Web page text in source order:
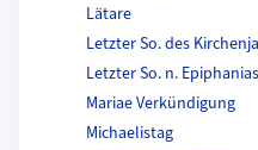
Lätare
Letzter So. des
Letzter So. n. Epiphanias
Mariae Verkündigung
Michaelistag